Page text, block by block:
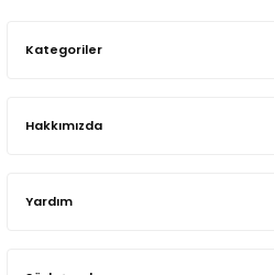
Kategoriler
Hakkımızda
Yardım